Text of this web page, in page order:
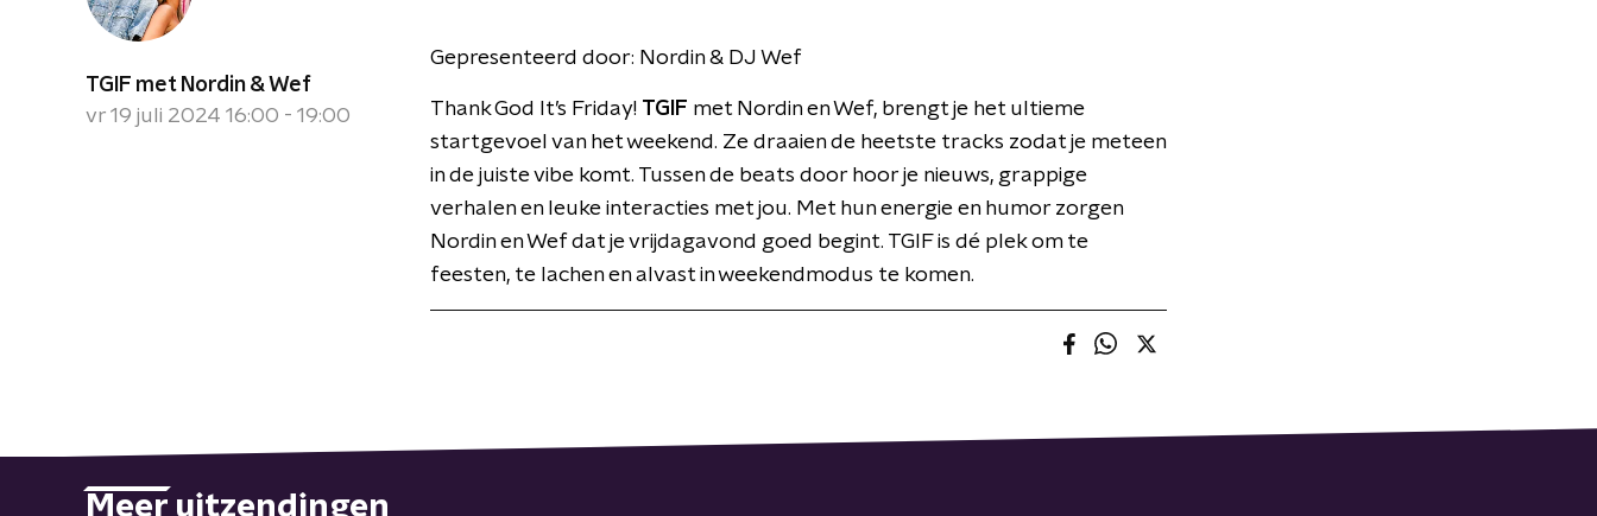
TGIF met Nordin & Wef
vr 19 juli 2024 16:00 - 19:00
Gepresenteerd door: Nordin & DJ Wef
Thank God It’s Friday! TGIF met Nordin en Wef, brengt je het ultieme
startgevoel van het weekend. Ze draaien de heetste tracks zodat je meteen
in de juiste vibe komt. Tussen de beats door hoor je nieuws, grappige
verhalen en leuke interacties met jou. Met hun energie en humor zorgen
Nordin en Wef dat je vrijdagavond goed begint. TGIF is dé plek om te
feesten, te lachen en alvast in weekendmodus te komen.
Meer uitzendingen